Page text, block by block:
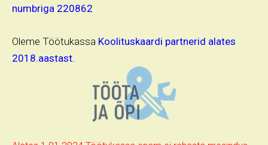
numbriga 220862
Oleme Töötukassa Koolituskaardi partnerid alates
2018.aastast.